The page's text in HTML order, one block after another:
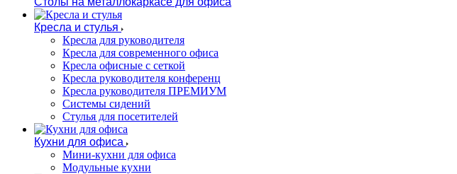
Кресла и стулья
Кресла для руководителя
Кресла для современного офиса
Кресла офисные с сеткой
Кресла руководителя конференц
Кресла руководителя ПРЕМИУМ
Системы сидений
Стулья для посетителей
Кухни для офиса
Мини-кухни для офиса
Модульные кухни